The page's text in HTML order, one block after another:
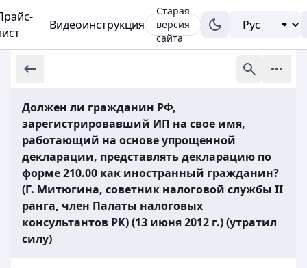
Видеоинструкция
Старая
версия
сайта
Должен ли гражданин РФ,
зарегистрировавший ИП на свое имя,
работающий на основе упрощенной
декларации, представлять декларацию по
форме 210.00 как иностранный гражданин?
(Г. Митюгина, советник налоговой службы II
ранга, член Палаты налоговых
консультантов РК) (13 июня 2012 г.) (утратил
силу)